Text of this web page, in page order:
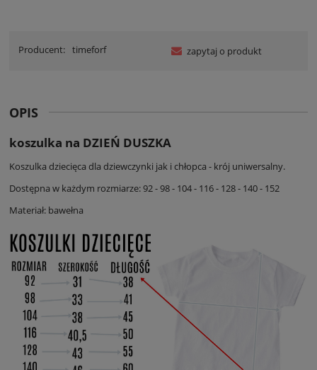
Producent: timeforf zapytaj o produkt
OPIS
koszulka na DZIEŃ DUSZKA
Koszulka dziecięca dla dziewczynki jak i chłopca - krój uniwersalny.
Dostępna w każdym rozmiarze: 92 - 98 - 104 - 116 - 128 - 140 - 152
Materiał: bawełna